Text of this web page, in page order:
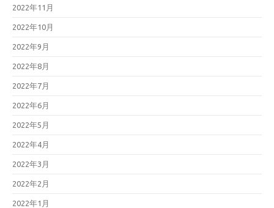
2022年11月
2022年10月
2022年9月
2022年8月
2022年7月
2022年6月
2022年5月
2022年4月
2022年3月
2022年2月
2022年1月